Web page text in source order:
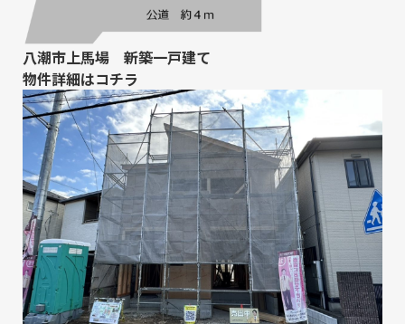
八潮市上馬場 新築一戸建て
物件詳細はコチラ